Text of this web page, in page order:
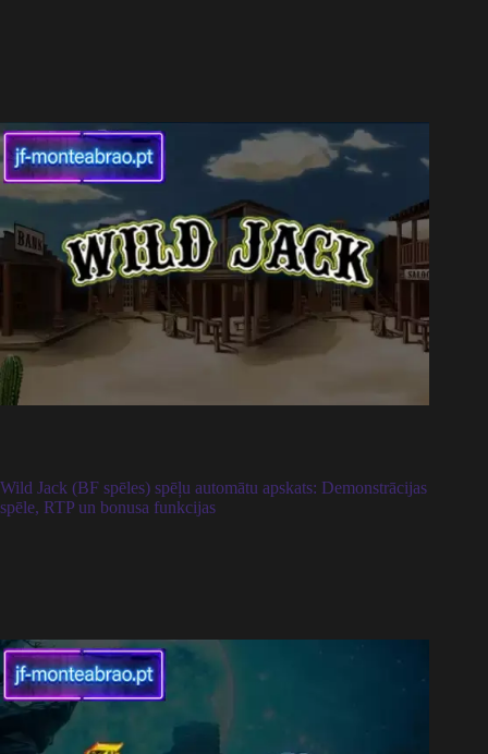
Wild Jack (BF spēles) spēļu automātu apskats: Demonstrācijas
spēle, RTP un bonusa funkcijas